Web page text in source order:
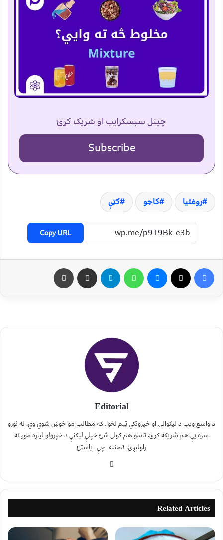
چینل سبسکرایب او شریک کړئ
Subscribe
روغتیا کاجو ګټې
Copy URL
Editorial
د واسع ویب د لیکوالۍ او خپرونکي ټیم لخوا. که مطالب مو خوښ شوي وي، له نورو
سره یې هم شریکه کړئ. تاسو هم کولی شئ خپلې لیکنې د خپرولو لپاره موږ ته
راولېږئ. #مننه_چې_یاستئ
Related Articles